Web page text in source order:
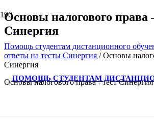
ПОМОЩЬ СТУДЕНТАМ
Основы налогового права
Синергия
Помощь студентам дистанционного
ответы на тесты Синергия /Основы
Синергия
Основы налогового права - тест Синергия